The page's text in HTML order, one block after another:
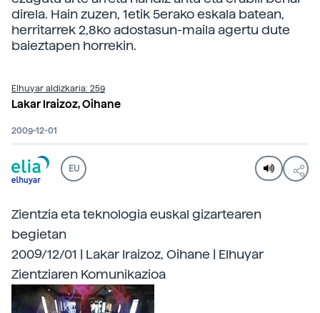
direla. Hain zuzen, 1etik 5erako eskala batean,
herritarrek 2,8ko adostasun-maila agertu dute
baieztapen horrekin.
Elhuyar aldizkaria: 259
Lakar Iraizoz, Oihane
2009-12-01
EU
Zientzia eta teknologia euskal gizartearen
begietan
2009/12/01 | Lakar Iraizoz, Oihane | Elhuyar
Zientziaren Komunikazioa